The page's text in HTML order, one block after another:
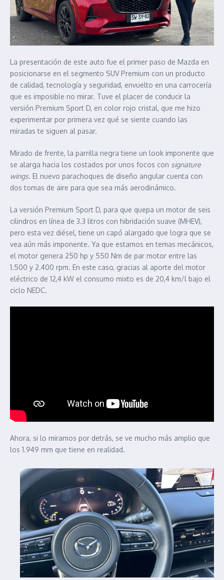
La presentación de este auto fue el primer paso de Mazda en
posicionarse en el segmento SUV Premium con un producto
de calidad, tecnología y seguridad, envuelto en una carrocería
que es imposible no mirar. Tuve el placer de conducir la
versión Premium Sport D, en color rojo cristal, que me hizo
experimentar por primera vez qué se siente cuando las
miradas te siguen al pasar.
Mirado de frente, la parrilla negra tiene un look imponente que
se alarga hacia los costados por unos focos con signature
wings. El nuevo parachoques de diseño angular cuenta con
dos tomas de aire para que sea más aerodinámico.
La versión Premium Sport D, para que quepa un motor de seis
cilindros en línea de 3.3 litros con hibridación suave (MHEV),
pero esta vez diésel, tiene un capó alargado que logra que se
vea aún más imponente. Ya que estamos en temas mecánicos,
el motor genera 250 hp y 550 Nm de par motor entre las
1.500 y 2.400 rpm. En este caso, gracias al aporte del motor
eléctrico de 12,4 kW el consumo mixto es de 20,4 km/l bajo el
ciclo NEDC.
Ahora, si lo miramos por detrás, se ve mucho más amplio que
los 1.949 mm que tiene en realidad.